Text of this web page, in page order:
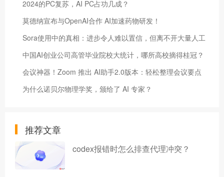
2024的PC复苏，AI PC占功几成？
莫德纳宣布与OpenAI合作 AI加速药物研发！
Sora使用中的真相：进步令人难以置信，但离不开大量人工
中国AI创业公司高管毕业院校大统计，哪所高校摘得桂冠？
会议神器！​Zoom 推出 AI助手2.0版本：轻松整理会议要点
为什么诺贝尔物理学奖，颁给了 AI 专家？
推荐文章
codex报错时怎么排查代理冲突？